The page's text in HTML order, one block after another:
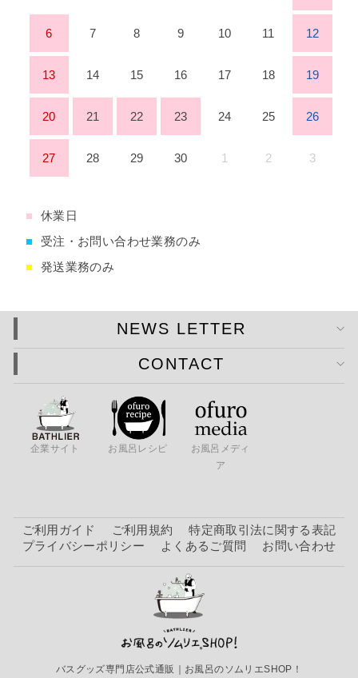
6 7 8 9 10 11 12
13 14 15 16 17 18 19
20 21 22 23 24 25 26
27 28 29 30 1 2 3
■
休業日
■
受注・お問い合わせ業務のみ
■ 発送業務のみ
NEWS LETTER
CONTACT
企業サイト お風呂レシピ
お風呂メディ
ア
ご利用ガイド ご利用規約
特定商取引法に関する表記
プライバシーポリシー
よくあるご質問 お問い合わせ
バスグッズ専門店公式通販｜お風呂のソムリエSHOP！